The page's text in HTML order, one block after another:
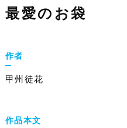
最愛のお袋
作者
甲州徒花
作品本文